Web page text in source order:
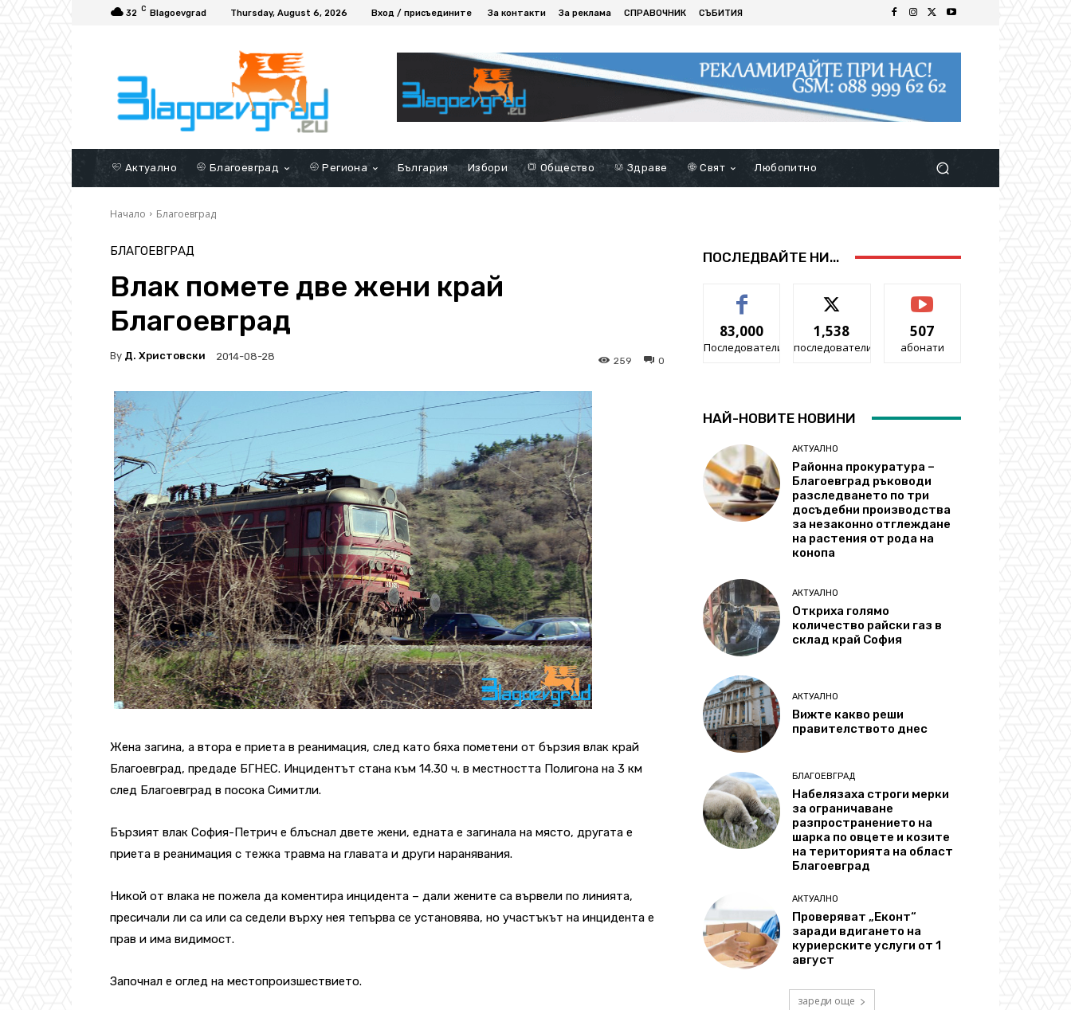
32 C Blagoevgrad Thursday, August 6, 2026 Вход / присъедините За контакти За реклама СПРАВОЧНИК СЪБИТИЯ
Актуално Благоевград Региона България Избори Общество Здраве Свят Любопитно
Начало Благоевград
БЛАГОЕВГРАД
Влак помете две жени край
Благоевград
By Д. Христовски 2014-08-28 0
259
Жена загина, а втора е приета в реанимация, след като бяха пометени от бързия влак край
Благоевград, предаде БГНЕС. Инцидентът стана към 14.30 ч. в местността Полигона на 3 км
след Благоевград в посока Симитли.
Бързият влак София-Петрич е блъснал двете жени, едната е загинала на място, другата е
приета в реанимация с тежка травма на главата и други наранявания.
Никой от влака не пожела да коментира инцидента – дали жените са вървели по линията,
пресичали ли са или са седели върху нея тепърва се установява, но участъкът на инцидента е
прав и има видимост.
Започнал е оглед на местопроизшествието.
ПОСЛЕДВАЙТЕ НИ...
83,000
Последователи
1,538
последователи
507
абонати
НАЙ-НОВИТЕ НОВИНИ
АКТУАЛНО
Районна прокуратура –
Благоевград ръководи
разследването по три
досъдебни производства
за незаконно отглеждане
на растения от рода на
конопа
АКТУАЛНО
Откриха голямо
количество райски газ в
склад край София
АКТУАЛНО
Вижте какво реши
правителството днес
БЛАГОЕВГРАД
Набелязаха строги мерки
за ограничаване
разпространението на
шарка по овцете и козите
на територията на област
Благоевград
АКТУАЛНО
Проверяват „Еконт“
заради вдигането на
куриерските услуги от 1
август
зареди още